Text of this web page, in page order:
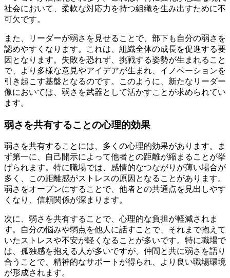
社会において、柔軟な対応力を持つ組織を生み出すために不
可欠です。
また、リーダーが弱さを見せることで、部下も自分の弱さを
認めやすくなります。これは、組織全体の成長を促進する要
因となります。失敗を恐れず、挑戦する姿勢が生まれること
で、より多様な意見やアイデアが生まれ、イノベーションを
引き起こす基盤となるのです。このように、新たなリーダー
像においては、弱さを武器として活かすことが求められてい
ます。
弱さを共有することの心理的効果
弱さを共有することには、多くの心理的効果があります。ま
ず第一に、自己開示によって他者との距離が縮まることが挙
げられます。特に職場では、感情的なつながりが薄い場合が
多く、この距離感がストレスの原因となることがあります。
弱さをオープンにすることで、他者との共通点を見出しやす
くなり、信頼関係が深まります。
次に、弱さを共有することで、心理的な負担が軽減されま
す。自分の悩みや弱点を他人に話すことで、それまで抱えて
いたストレスや不安が軽くなることが多いです。特に職場で
は、孤独感を抱える人が多いですが、仲間と共に弱さを語り
合うことで、精神的なサポートが得られ、より良い職場環境
が形成されます。